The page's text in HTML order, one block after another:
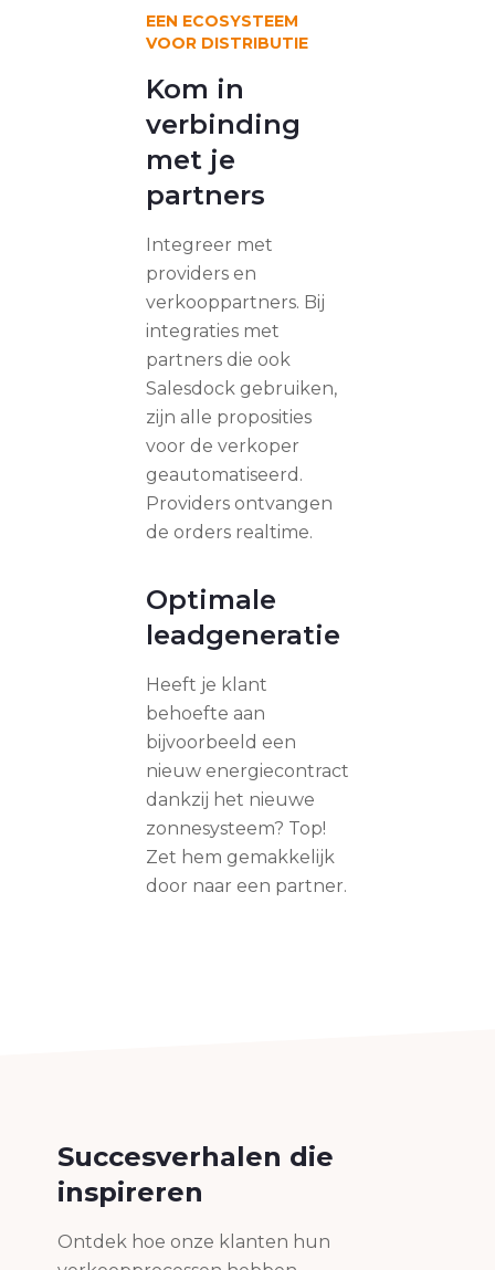
EEN ECOSYSTEEM
VOOR DISTRIBUTIE
Kom in
verbinding
met je
partners
Integreer met
providers en
verkooppartners. Bij
integraties met
partners die ook
Salesdock gebruiken,
zijn alle proposities
voor de verkoper
geautomatiseerd.
Providers ontvangen
de orders realtime.
Optimale
leadgeneratie
Heeft je klant
behoefte aan
bijvoorbeeld een
nieuw energiecontract
dankzij het nieuwe
zonnesysteem? Top!
Zet hem gemakkelijk
door naar een partner.
Succesverhalen die
inspireren
Ontdek hoe onze klanten hun